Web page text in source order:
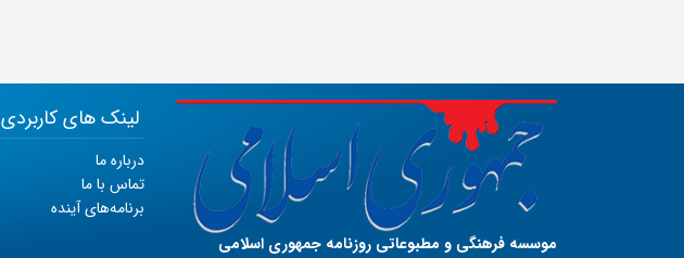
لینک های کاربردی
درباره ما
تماس با ما
برنامه‌های آینده
موسسه فرهنگی و مطبوعاتی روزنامه جمهوری اسلامی